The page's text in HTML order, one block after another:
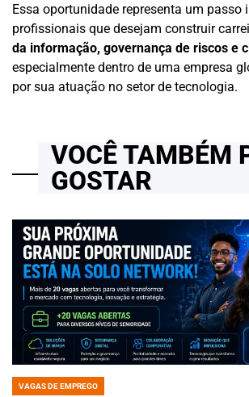
Essa oportunidade representa um passo
profissionais que desejam construir
da informação, governança de riscos e
especialmente dentro de uma empresa
por sua atuação no setor de tecnologia.
VOCÊ TAMBÉM
GOSTAR
POSTED
VAGAS DE EMPREGO